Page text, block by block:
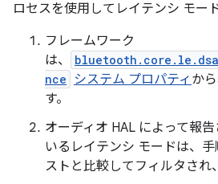
ロセスを使用してレイテンシ モー
フレームワーク
は、
nce
システム プロパティ か
す。
オーディオ HAL によって報
いるレイテンシ モードは、
ストと比較してフィルタされ